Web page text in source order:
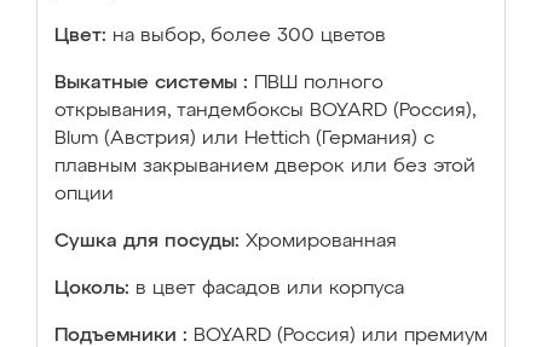
Цвет: на выбор, более 300 цветов
Выкатные системы :
ПВШ полного
открывания, тандембоксы BOYARD (Россия),
Blum (Австрия) или Hettich (Германия) с
плавным закрыванием дверок или без этой
опции
Сушка для посуды: Хромированная
Цоколь: в цвет фасадов или корпуса
Подъемники : BOYARD (Россия) или премиум